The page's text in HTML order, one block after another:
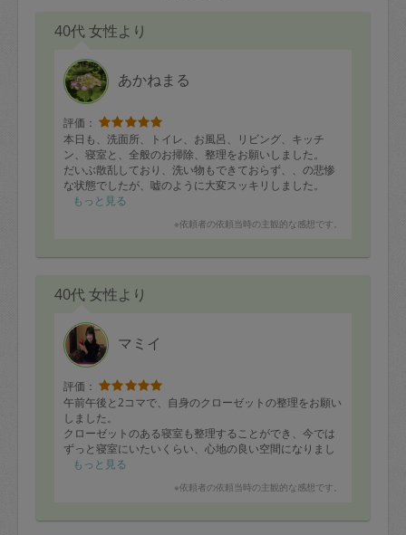
40代 女性より
あかねまる
評価：
本日も、洗面所、トイレ、お風呂、リビング、キッチ
ン、寝室と、全般のお掃除、整理をお願いしました。
だいぶ散乱しており、洗い物もできておらず、、の悲惨
な状態でしたが、嘘のように大変スッキリしました。
また途中出かけている最中に、不足していものご連絡い
お休みのところ、ありがとうございました。
もっと見る
※依頼者の依頼当時の主観的な感想です。
40代 女性より
マミイ
評価：
午前午後と2コマで、自身のクローゼットの整理をお願い
しました。
クローゼットのある寝室も整理することができ、今では
ずっと寝室にいたいくらい、心地の良い空間になりまし
た。
要らない物、着る物、手放したくないもの、保留に分
られている状態になりました。着る物を整理するにあた
もっと見る
※依頼者の依頼当時の主観的な感想です。